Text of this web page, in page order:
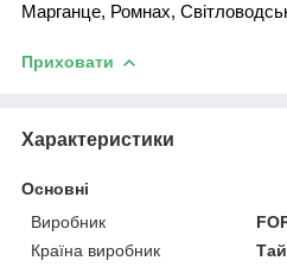
Марганце, Ромнах,
Приховати
Характеристики
Основні
Виробник
Країна виробник